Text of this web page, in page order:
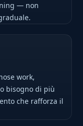
— non
work,
bisogno di più
che rafforza il